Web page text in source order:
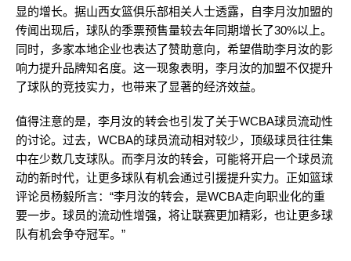
显的增长。据山西女篮俱乐部相关人士透露，自李月汝加盟的
传闻出现后，球队的季票预售量较去年同期增长了30%以上。
同时，多家本地企业也表达了赞助意向，希望借助李月汝的影
响力提升品牌知名度。这一现象表明，李月汝的加盟不仅提升
了球队的竞技实力，也带来了显著的经济效益。
值得注意的是，李月汝的转会也引发了关于WCBA球员流动性
的讨论。过去，WCBA的球员流动相对较少，顶级球员往往集
中在少数几支球队。而李月汝的转会，可能将开启一个球员流
动的新时代，让更多球队有机会通过引援提升实力。正如篮球
评论员杨毅所言：“李月汝的转会，是WCBA走向职业化的重
要一步。球员的流动性增强，将让联赛更加精彩，也让更多球
队有机会争夺冠军。”